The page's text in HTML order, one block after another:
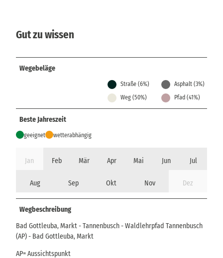
Gut zu wissen
Wegebeläge
Straße (6%)
Asphalt (3%)
Weg (50%)
Pfad (41%)
Beste Jahreszeit
geeignet wetterabhängig
Jan Feb Mär Apr Mai Jun Jul
Aug Sep Okt Nov Dez
Wegbeschreibung
Bad Gottleuba, Markt - Tannenbusch - Waldlehrpfad Tannenbusch
(AP) - Bad Gottleuba, Markt
AP= Aussichtspunkt